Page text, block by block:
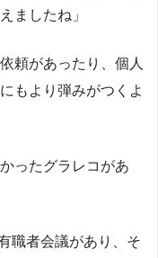
ましたね」
頼があったり、個人
もより弾みがつくよ
ったグラレコがあ
職者会議があり、そ